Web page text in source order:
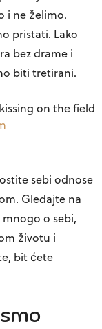
i ne želimo.
pristati. Lako
bez drame i
biti tretirani.
sebi odnose
Gledajte na
o sebi,
životu i
bit ćete